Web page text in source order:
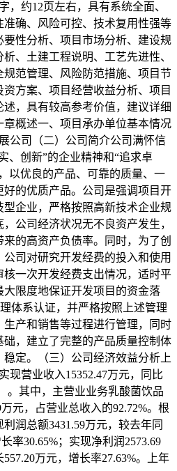
，约12页左右，具有系统全面、
确、风险可控、技术复用性强等
性分析、项目市场分析、建设规
、土建工程说明、工艺先进性、
范管理、风险防范措施、项目节
方案、项目经营收益分析、项目
，具有较高参考价值，建议详细
概述一、项目承办单位基本情况
公司（二）公司简介公司满怀信
、创新”的企业精神和“追求卓
以优良的产品、可靠的质量、一
的优质产品。公司是强调项目开
企业，严格按照高新技术企业规
公司经济状况无不良资产发生，
的高资产负债率。同时，为了创
司对研究开发经费的投入和使用
一次开发经费支出情况，适时平
限度地保证开发项目的资金落
体系认证，并严格按照上述管理
产和销售等过程进行管理，同时
，建立了完整的产品质量控制体
定。（三）公司经济效益分析上
现营业收入15352.47万元，同比
。其中，主营业业务乳酸菌饮品
元，占营业总收入的92.72%。根
润总额3431.59万元，较去年同
率30.65%；实现净利润2573.69
万元，增长率27.63%。上年